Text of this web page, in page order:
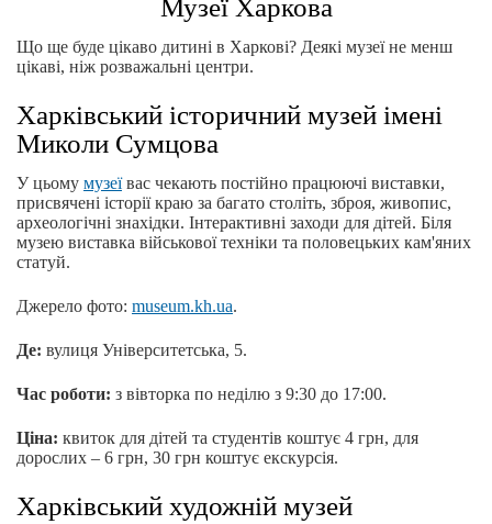
Музеї Харкова
Що ще буде цікаво дитині в Харкові? Деякі музеї не менш
цікаві, ніж розважальні центри.
Харківський історичний музей імені
Миколи Сумцова
У цьому музеївас чекають постійно працюючі виставки,
присвячені історії краю за багато століть, зброя, живопис,
археологічні знахідки. Інтерактивні заходи для дітей. Біля
музею виставка військової техніки та половецьких кам'яних
статуй.
Джерело фото: museum.kh.ua.
Де: вулиця Університетська, 5.
Час роботи: з вівторка по неділю з 9:30 до 17:00.
Ціна: квиток для дітей та студентів коштує 4 грн, для
дорослих – 6 грн, 30 грн коштує екскурсія.
Харківський художній музей